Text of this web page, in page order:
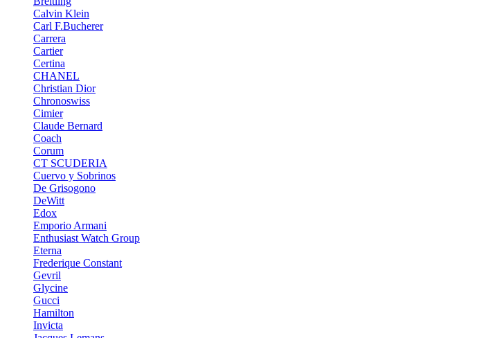
Calvin Klein
Carl F.Bucherer
Carrera
Cartier
Certina
CHANEL
Christian Dior
Chronoswiss
Cimier
Claude Bernard
Coach
Corum
CT SCUDERIA
Cuervo y Sobrinos
De Grisogono
DeWitt
Edox
Emporio Armani
Enthusiast Watch Group
Eterna
Frederique Constant
Gevril
Glycine
Gucci
Hamilton
Invicta